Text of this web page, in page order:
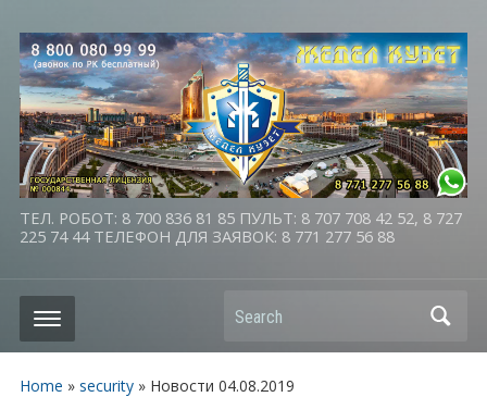
ТЕЛ. РОБОТ: 8 700 836 81 85 ПУЛЬТ: 8 707 708 42 52, 8 727
225 74 44 ТЕЛЕФОН ДЛЯ ЗАЯВОК: 8 771 277 56 88
Search
Home » security» Новости 04.08.2019